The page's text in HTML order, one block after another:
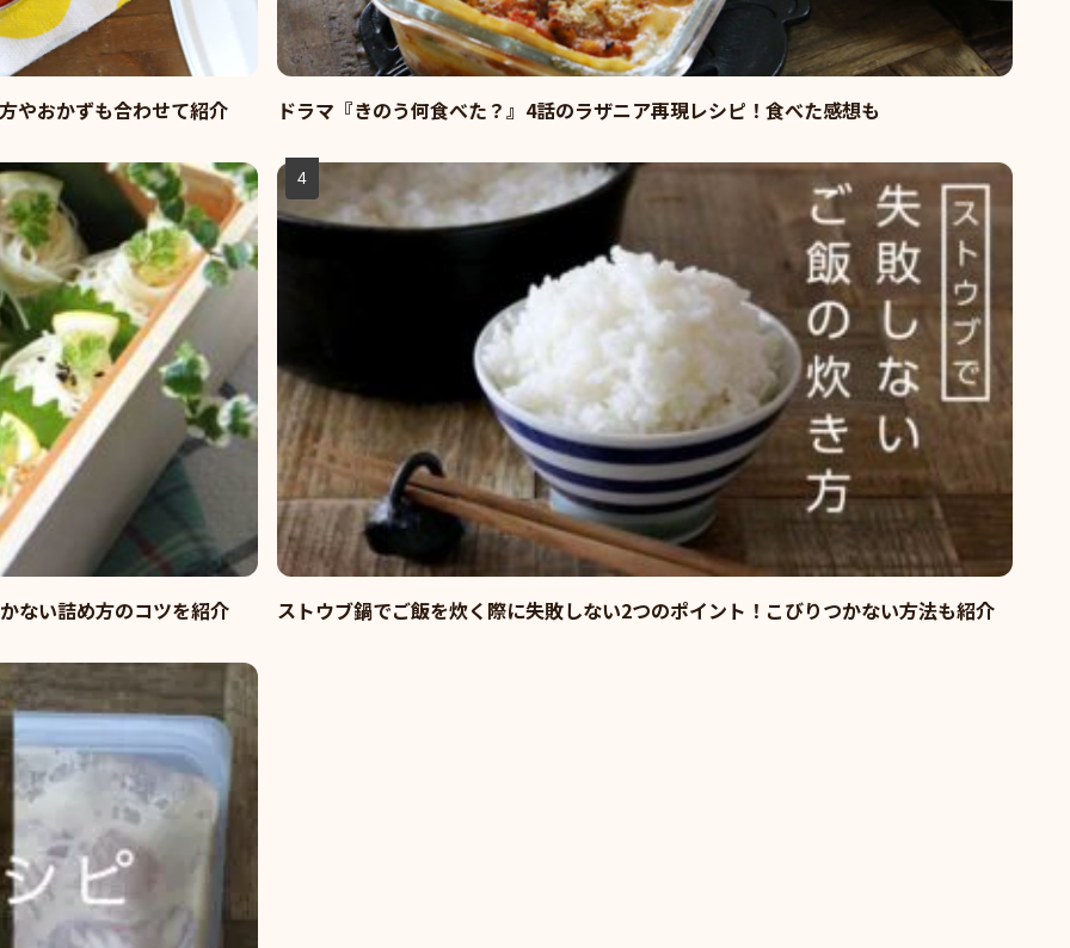
やおかずも合わせて紹介 ドラマ『きのう何食べた？』4話のラザニア再現レシピ！食べた感想も
ない詰め方のコツを紹介 ストウブ鍋でご飯を炊く際に失敗しない2つのポイント！こびりつかない方法も紹介